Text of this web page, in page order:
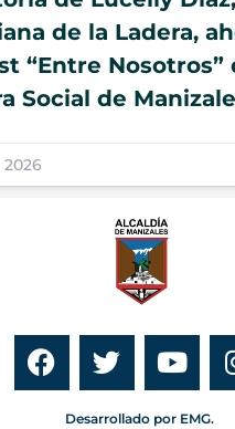
de la Ladera,
“Entre Nosotros”
Social de
Desarrollado por EMG.